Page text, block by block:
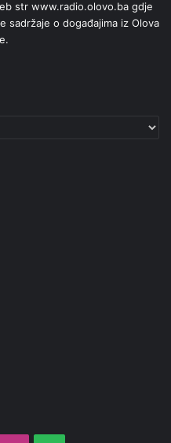
str www.radio.olovo.ba gdje
sadržaje o događajima iz Olova